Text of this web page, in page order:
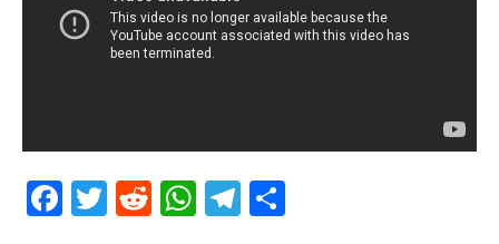
Facebook
Twitter
RedditWhatsApp
Telegram